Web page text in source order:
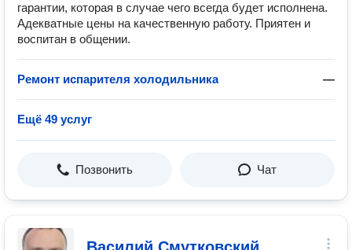
гарантии, которая в случае чего всегда будет исполнена.
Адекватные цены на качественную работу. Приятен и
воспитан в общении.
Ремонт испарителя холодильника —
Ещё 49 услуг
Позвонить Чат